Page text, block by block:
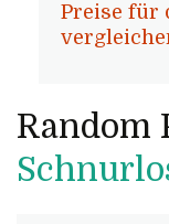
Preise für
Random